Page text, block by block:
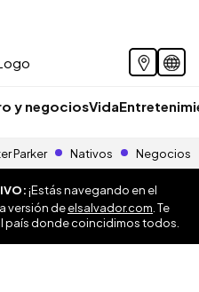
y negociosVida
Parker Nativos Negocios
¡Estás navegando en el
versión deelsalvador.com . Te
país donde coincidimos todos.